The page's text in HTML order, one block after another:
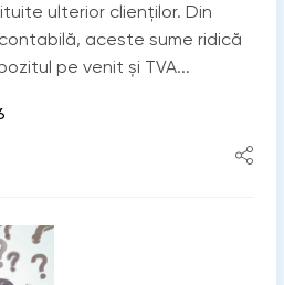
ulterior clienților. Din
aceste sume ridică
pe venit și TVA...